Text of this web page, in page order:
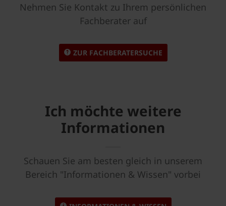
Nehmen Sie Kontakt zu Ihrem persönlichen
Fachberater auf
ZUR FACHBERATERSUCHE
Ich möchte weitere
Informationen
Schauen Sie am besten gleich in unserem
Bereich "Informationen & Wissen" vorbei